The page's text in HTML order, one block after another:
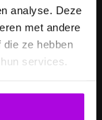
analyse. Deze
met andere
ze hebben
services.
laten